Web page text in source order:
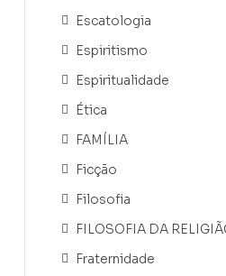
Escatologia
Espiritismo
Espiritualidade
Ética
FAMÍLIA
Ficção
Filosofia
FILOSOFIA DA
Fraternidade